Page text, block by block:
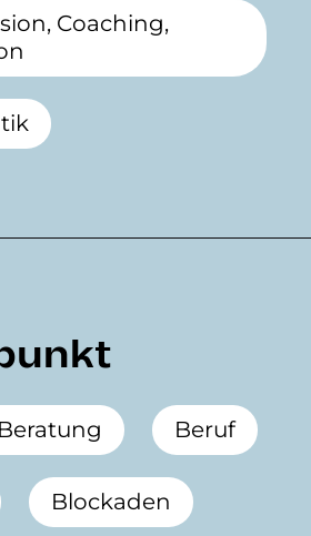
Coaching,
Beratung Beruf
Blockaden